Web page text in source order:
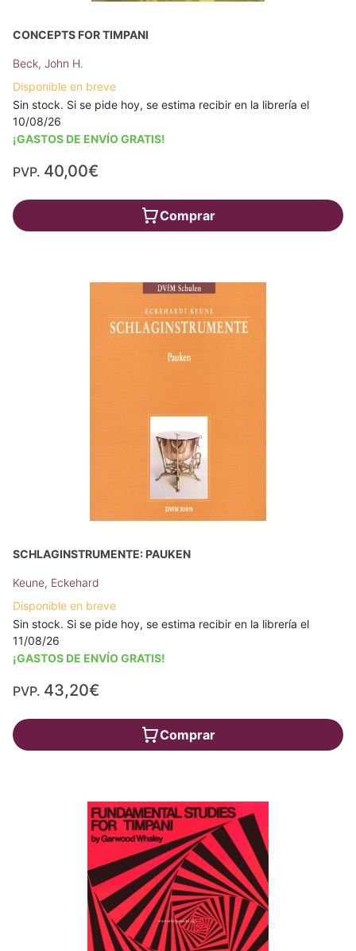
CONCEPTS FOR TIMPANI
Beck, John H.
Disponible en breve
Sin stock. Si se pide hoy, se estima recibir en la librería el
10/08/26
¡GASTOS DE ENVÍO GRATIS!
PVP. 40,00€
Comprar
SCHLAGINSTRUMENTE: PAUKEN
Keune, Eckehard
Disponible en breve
Sin stock. Si se pide hoy, se estima recibir en la librería el
11/08/26
¡GASTOS DE ENVÍO GRATIS!
PVP. 43,20€
Comprar